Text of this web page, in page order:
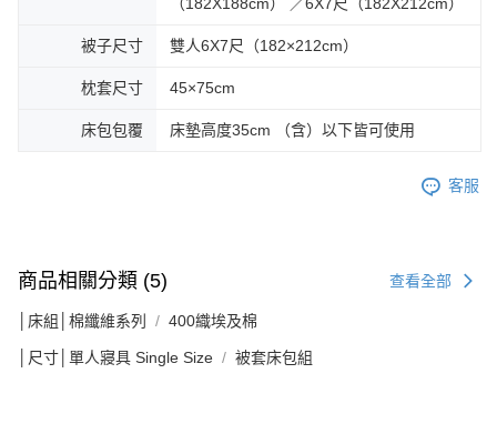
被子尺寸 雙人6X7尺（182×212cm）
枕套尺寸 45×75cm
床包包覆 床墊高度35cm （含）以下皆可使用
客服
商品相關分類 (5) 查看全部
│床組│棉纖維系列 400織埃及棉
│尺寸│單人寢具 Single Size 被套床包組